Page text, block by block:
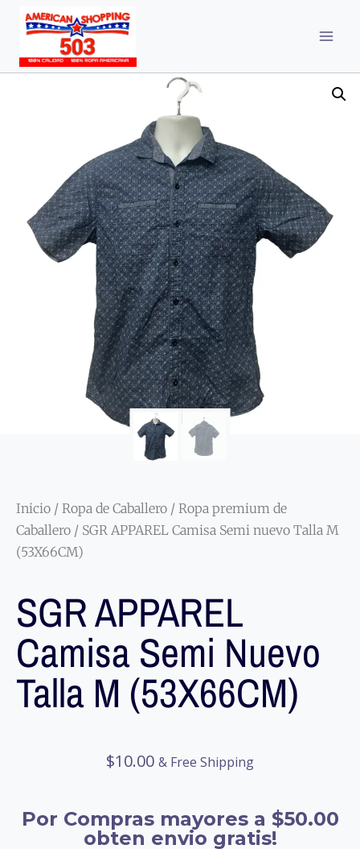
Inicio / Ropa de Caballero / Ropa premium de
Caballero / SGR APPAREL Camisa Semi nuevo Talla M
(53X66CM)
SGR APPAREL
Camisa Semi Nuevo
Talla M (53X66CM)
$10.00 & Free Shipping
Por Compras mayores a $50.00
obten envio gratis!